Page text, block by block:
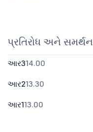
પ્રતિરોધ અને સમર્થન
આર314.00
આર213.30
આર113.00